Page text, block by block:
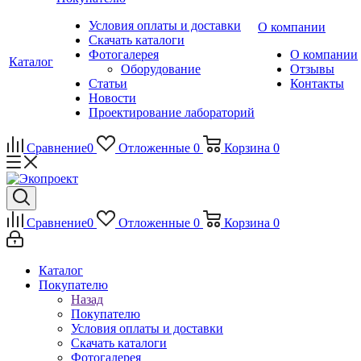
Каталог
Условия оплаты и доставки
Скачать каталоги
Фотогалерея
Оборудование
Статьи
Новости
Проектирование лабораторий
О компании
О компании
Отзывы
Контакты
Сравнение0 Отложенные 0 Корзина 0
Сравнение0 Отложенные 0 Корзина 0
Каталог
Покупателю
Назад
Покупателю
Условия оплаты и доставки
Скачать каталоги
Фотогалерея